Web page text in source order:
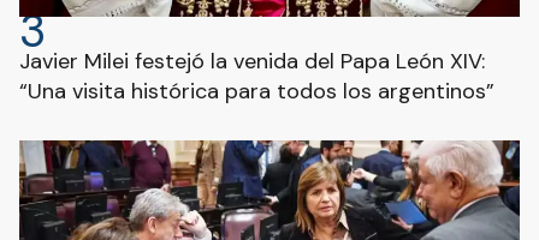
3
Javier Milei festejó la venida del Papa León XIV:
“Una visita histórica para todos los argentinos”